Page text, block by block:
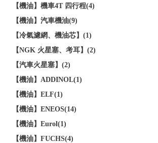
【機油】機車4T 四行程(4)
【機油】汽車機油(9)
【冷氣濾網、機油芯】(1)
【NGK 火星塞、考耳】(2)
【汽車火星塞】(2)
【機油】ADDINOL(1)
【機油】ELF(1)
【機油】ENEOS(14)
【機油】Eurol(1)
【機油】FUCHS(4)